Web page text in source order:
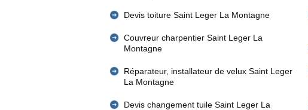
Devis toiture Saint Leger La Montagne
Couvreur charpentier Saint Leger La
Montagne
Réparateur, installateur de velux Saint Leger
La Montagne
Devis changement tuile Saint Leger La